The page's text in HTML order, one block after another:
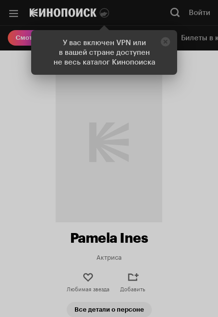
У вас включен VPN или
в вашей стране доступен
не весь каталог Кинопоиска
Войти
Смотреть кино Онлайн-кинотеатр Билеты в
Pamela Ines
Актриса
Любимая звезда Добавить
Все детали о персоне